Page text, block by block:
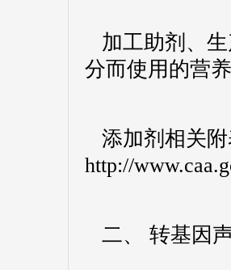
加工助剂、生
分而使用的营
添加剂相关
http://
二、 转基因